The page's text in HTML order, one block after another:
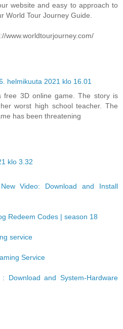
website and easy to approach to
World Tour Journey Guide.
www.worldtourjourney.com/
helmikuuta 2021 klo 16.01
free 3D online game. The story is
worst high school teacher. The
has been threatening
klo 3.32
Video: Download and Install
Redeem Codes | season 18
service
Service
Download and System-Hardware